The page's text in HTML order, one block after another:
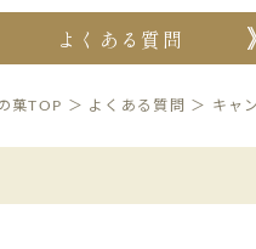
よくある質問
菓TOP ＞ よくある質問 ＞ キャ